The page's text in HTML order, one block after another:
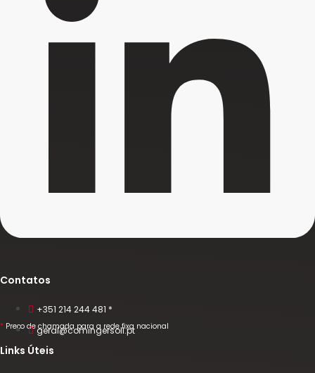
Contatos
+351 214 244 481 *
* Preço de chamada para a rede fixa nacional
geral@comingersoll.pt
Links Úteis